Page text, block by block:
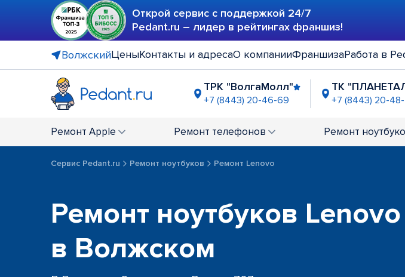
Открой сервис с поддержкой 24/7
Pedant.ru – лидер в рейтингах франшиз!
ВолжскийЦеныКонтакты и адресаО компанииФраншизаРабота в
ТРК "ВолгаМолл"
+7 (8443) 20-46-69
ТК
+7 (8443) 20-
Ремонт Apple Ремонт телефонов Ремонт
Сервис Pedant.ru Ремонт ноутбуков Ремонт Lenovo
Ремонт ноутбуков Lenovo
в Волжском